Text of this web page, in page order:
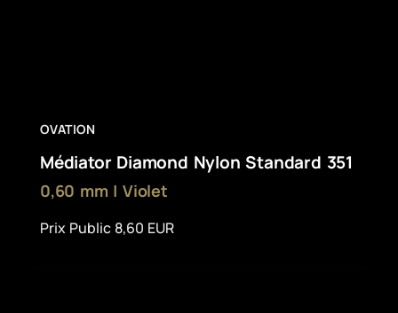
OVATION
Médiator Diamond Nylon Standard 351
0,60 mm | Violet
Prix Public 8,60 EUR